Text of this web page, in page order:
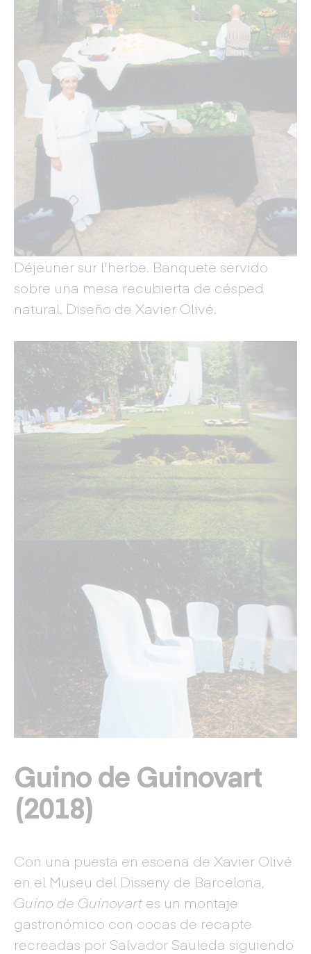
Déjeuner sur l'herbe. Banquete servido
sobre una mesa recubierta de césped
natural. Diseño de Xavier Olivé.
Guino de Guinovart
(2018)
Con una puesta en escena de Xavier Olivé
en el Museu del Disseny de Barcelona,
Guino de Guinovart es un montaje
gastronómico con cocas de recapte
recreadas por Salvador Sauleda siguiendo